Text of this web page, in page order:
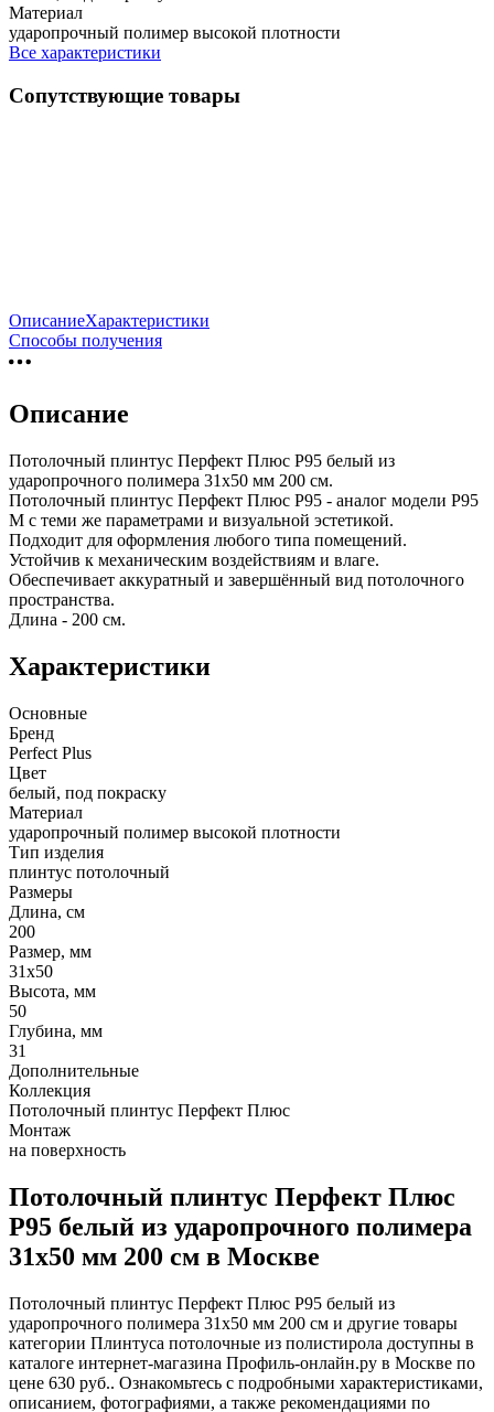
Материал
ударопрочный полимер высокой плотности
Все характеристики
Сопутствующие товары
ОписаниеХарактеристики
Способы получения
Описание
Потолочный плинтус Перфект Плюс P95 белый из
ударопрочного полимера 31х50 мм 200 см.
Потолочный плинтус Перфект Плюс P95 - аналог модели P95
M с теми же параметрами и визуальной эстетикой.
Подходит для оформления любого типа помещений.
Устойчив к механическим воздействиям и влаге.
Обеспечивает аккуратный и завершённый вид потолочного
пространства.
Длина - 200 см.
Характеристики
Основные
Бренд
Perfect Plus
Цвет
белый, под покраску
Материал
ударопрочный полимер высокой плотности
Тип изделия
плинтус потолочный
Размеры
Длина, см
200
Размер, мм
31х50
Высота, мм
50
Глубина, мм
31
Дополнительные
Коллекция
Потолочный плинтус Перфект Плюс
Монтаж
на поверхность
Потолочный плинтус Перфект Плюс
P95 белый из ударопрочного полимера
31х50 мм 200 см в Москве
Потолочный плинтус Перфект Плюс P95 белый из
ударопрочного полимера 31х50 мм 200 см и другие товары
категории Плинтуса потолочные из полистирола доступны в
каталоге интернет-магазина Профиль-онлайн.ру в Москве по
цене 630 руб.. Ознакомьтесь с подробными характеристиками,
описанием, фотографиями, а также рекомендациями по